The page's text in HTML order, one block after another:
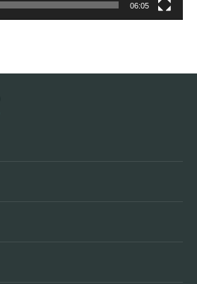
06:05